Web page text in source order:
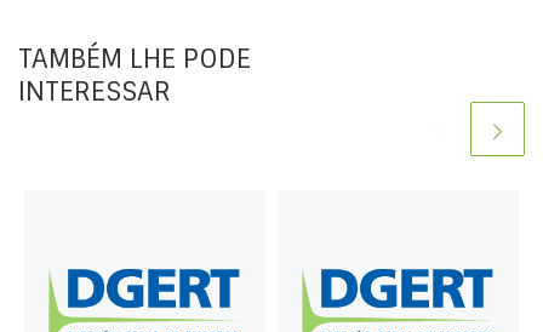
TAMBÉM LHE PODE
INTERESSAR